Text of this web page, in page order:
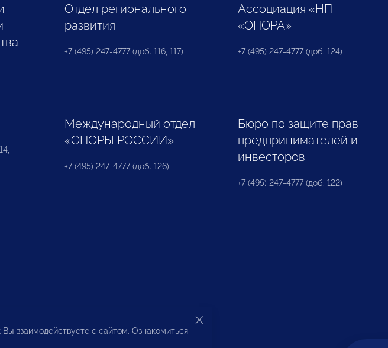
Отдел регионального
развития
+7 (495) 247-4777 (доб. 116, 117)
Ассоциация «НП
«ОПОРА»
+7 (495) 247-4777 (доб. 124)
Международный отдел
«ОПОРЫ РОССИИ»
+7 (495) 247-4777 (доб. 126)
Бюро по защите прав
предпринимателей и
инвесторов
+7 (495) 247-4777 (доб. 122)
взаимодействуете с сайтом. Ознакомиться